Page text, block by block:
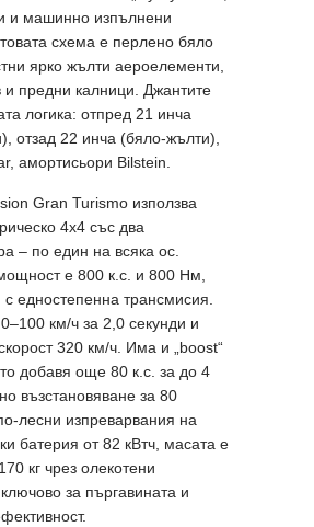
и машинно изпълнени
схема е перлено бяло
ярко жълти аероелементи,
и предни калници. Джантите
логика: отпред 21 инча
отзад 22 инча (бяло-жълти),
амортисьори Bilstein.
Gran Turismo използва
4х4 със два
– по един на всяка ос.
е 800 к.с. и 800 Нм,
едностепенна трансмисия.
км/ч за 2,0 секунди и
320 км/ч. Има и „boost“
добавя още 80 к.с. за до 4
възстановяване за 80
лесни изпреварвания на
батерия от 82 кВтч, масата е
кг чрез олекотени
за пъргавината и